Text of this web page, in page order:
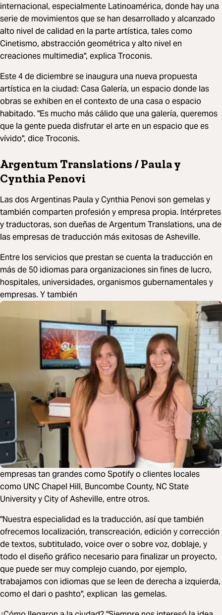
internacional, especialmente Latinoamérica, donde hay una
serie de movimientos que se han desarrollado y alcanzado
alto nivel de calidad en la parte artística, tales como
Cinetismo, abstracción geométrica y alto nivel en
creaciones multimedia", explica Troconis.
Este 4 de diciembre se inaugura una nueva propuesta
artística en la ciudad: Casa Galería, un espacio donde las
obras se exhiben en el contexto de una casa o espacio
habitado. "Es mucho más cálido que una galería, queremos
que la gente pueda disfrutar el arte en un espacio que es
vívido", dice Troconis.
Argentum Translations / Paula y
Cynthia Penovi
Las dos Argentinas Paula y Cynthia Penovi son gemelas y
también comparten profesión y empresa propia. Intérpretes
y traductoras, son dueñas de Argentum Translations, una de
las empresas de traducción más exitosas de Asheville.
Entre los servicios que prestan se cuenta la traducción en
más de 50 idiomas para organizaciones sin fines de lucro,
hospitales, universidades, organismos gubernamentales y
empresas. Y también
empresas tan grandes como Spotify o clientes locales
como UNC Chapel Hill, Buncombe County, NC State
University y City of Asheville, entre otros.
"Nuestra especialidad es la traducción, así que también
ofrecemos localización, transcreación, edición y corrección
de textos, subtitulado, voice over o sobre voz, doblaje, y
todo el diseño gráfico necesario para finalizar un proyecto,
que puede ser muy complejo cuando, por ejemplo,
trabajamos con idiomas que se leen de derecha a izquierda,
como el dari o pashto", explican las gemelas.